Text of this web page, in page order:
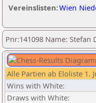
Vereinslisten:Wien
Pnr:141098 Name: Stefan
Alle Partien ab Eloliste 1.
Wins with White:
Draws with White: